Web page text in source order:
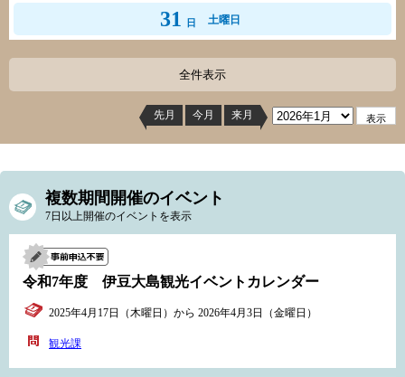
31 日 土曜日
全件表示
先月 今月 来月
複数期間開催のイベント
7日以上開催のイベントを表示
令和7年度 伊豆大島観光イベントカレンダー
2025年4月17日（木曜日）から 2026年4月3日（金曜日）
観光課